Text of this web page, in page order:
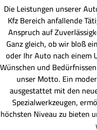
Die Leistungen unserer
Kfz Bereich anfallende
Anspruch auf
Ganz gleich, ob wir bloß
oder Ihr Auto nach einem
Wünschen und
unser Motto. Ein
ausgestattet mit den
Spezialwerkzeugen,
höchsten Niveau zu bieten